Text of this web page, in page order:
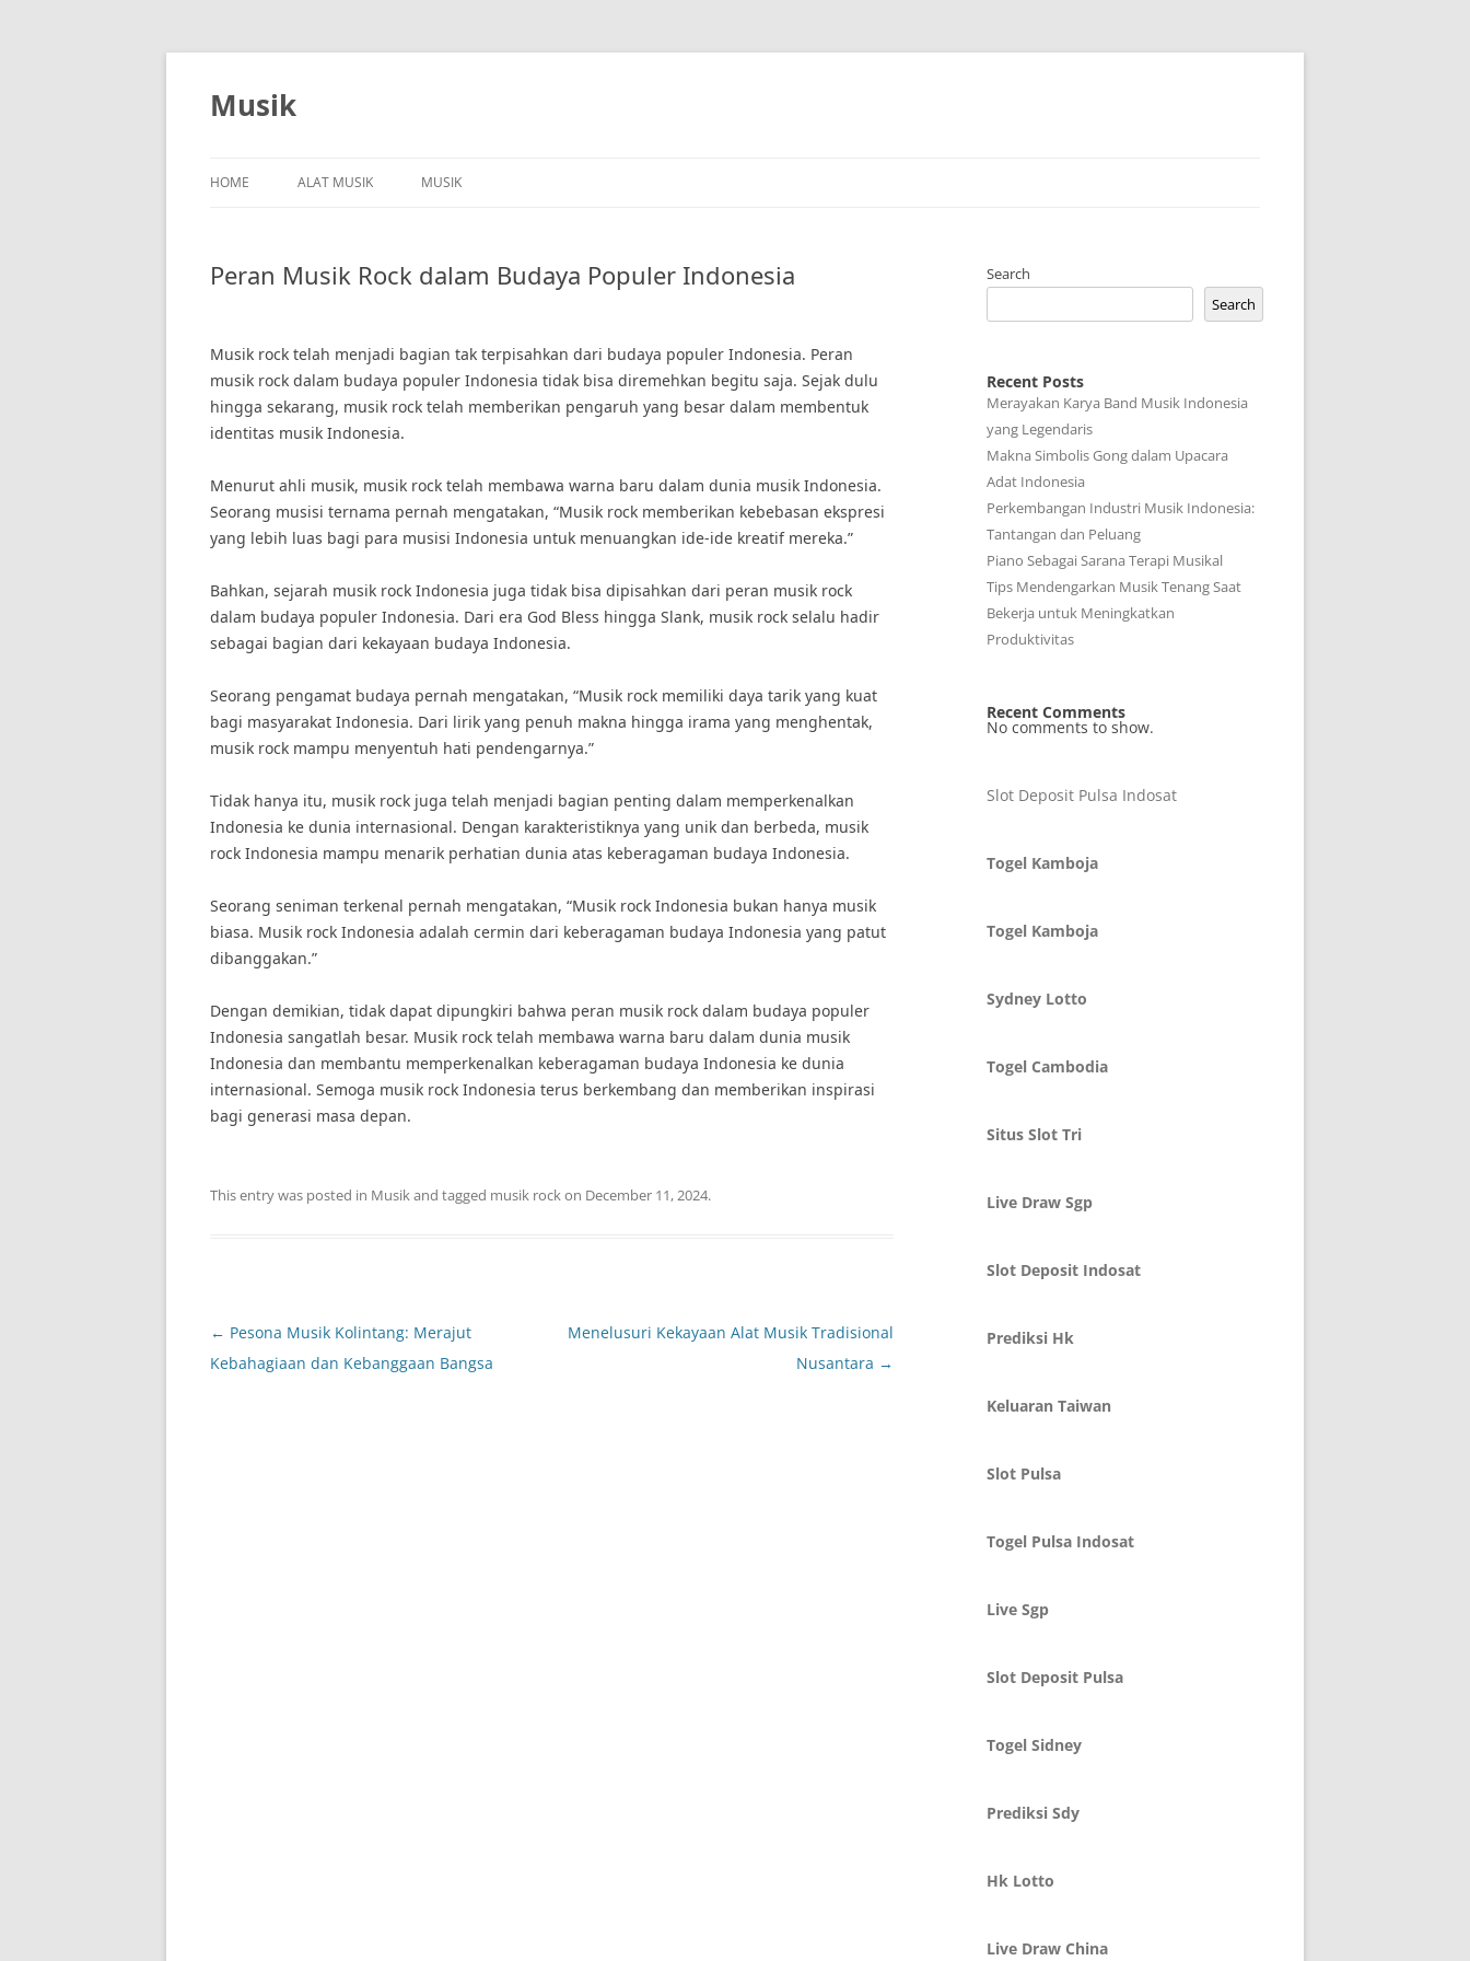
Skip
Musik
HOME ALAT MUSIK MUSIK
Peran Musik Rock dalam Budaya Populer Indonesia
Musik rock telah menjadi bagian tak terpisahkan dari budaya populer Indonesia. Peran
musik rock dalam budaya populer Indonesia tidak bisa diremehkan begitu saja. Sejak dulu
hingga sekarang, musik rock telah memberikan pengaruh yang besar dalam membentuk
identitas musik Indonesia.
Menurut ahli musik, musik rock telah membawa warna baru dalam dunia musik Indonesia.
Seorang musisi ternama pernah mengatakan, “Musik rock memberikan kebebasan ekspresi
yang lebih luas bagi para musisi Indonesia untuk menuangkan ide-ide kreatif mereka.”
Bahkan, sejarah musik rock Indonesia juga tidak bisa dipisahkan dari peran musik rock
dalam budaya populer Indonesia. Dari era God Bless hingga Slank, musik rock selalu hadir
sebagai bagian dari kekayaan budaya Indonesia.
Seorang pengamat budaya pernah mengatakan, “Musik rock memiliki daya tarik yang kuat
bagi masyarakat Indonesia. Dari lirik yang penuh makna hingga irama yang menghentak,
musik rock mampu menyentuh hati pendengarnya.”
Tidak hanya itu, musik rock juga telah menjadi bagian penting dalam memperkenalkan
Indonesia ke dunia internasional. Dengan karakteristiknya yang unik dan berbeda, musik
rock Indonesia mampu menarik perhatian dunia atas keberagaman budaya Indonesia.
Seorang seniman terkenal pernah mengatakan, “Musik rock Indonesia bukan hanya musik
biasa. Musik rock Indonesia adalah cermin dari keberagaman budaya Indonesia yang patut
dibanggakan.”
Dengan demikian, tidak dapat dipungkiri bahwa peran musik rock dalam budaya populer
Indonesia sangatlah besar. Musik rock telah membawa warna baru dalam dunia musik
Indonesia dan membantu memperkenalkan keberagaman budaya Indonesia ke dunia
internasional. Semoga musik rock Indonesia terus berkembang dan memberikan inspirasi
bagi generasi masa depan.
This entry was posted in Musikand tagged musik rockon December 11, 2024.
Post
navigation
← Pesona Musik Kolintang: Merajut
Kebahagiaan dan Kebanggaan Bangsa
Menelusuri Kekayaan Alat Musik Tradisional
Nusantara →
Search
Search
Recent Posts
Merayakan Karya Band Musik Indonesia
yang Legendaris
Makna Simbolis Gong dalam Upacara
Adat Indonesia
Perkembangan Industri Musik Indonesia:
Tantangan dan Peluang
Piano Sebagai Sarana Terapi Musikal
Tips Mendengarkan Musik Tenang Saat
Bekerja untuk Meningkatkan
Produktivitas
Recent Comments
No comments to show.
Slot Deposit Pulsa Indosat
Togel Kamboja
Togel Kamboja
Sydney Lotto
Togel Cambodia
Situs Slot Tri
Live Draw Sgp
Slot Deposit Indosat
Prediksi Hk
Keluaran Taiwan
Slot Pulsa
Togel Pulsa Indosat
Live Sgp
Slot Deposit Pulsa
Togel Sidney
Prediksi Sdy
Hk Lotto
Live Draw China